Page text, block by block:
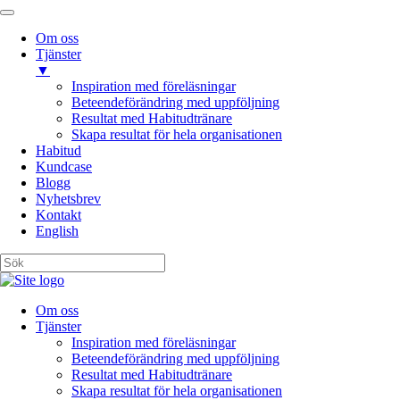
Om oss
Tjänster
▼
Inspiration med föreläsningar
Beteendeförändring med uppföljning
Resultat med Habitudtränare
Skapa resultat för hela organisationen
Habitud
Kundcase
Blogg
Nyhetsbrev
Kontakt
English
Om oss
Tjänster
Inspiration med föreläsningar
Beteendeförändring med uppföljning
Resultat med Habitudtränare
Skapa resultat för hela organisationen